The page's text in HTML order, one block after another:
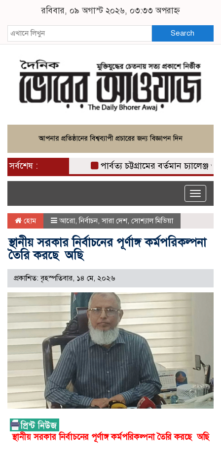
রবিবার, ০৯ অগাস্ট ২০২৬, ০৩:৩৩ অপরাহ্ন
Search
সর্বশেষ : পার্বত্য চট্টগ্রামের বর্তমান চ্যালেঞ্জ ও
Toggle
হোম আরো,নির্বাচন,সারা দেশ, সোশ্যাল মিডিয়া
স্থানীয় সরকার নির্বাচনের পূর্ণাঙ্গ কর্মপরিকল্পনা
তৈরি করছে অছি
প্রকাশিত: বৃহস্পতিবার, ১৪ মে, ২০২৬
স্থানীয় সরকার নির্বাচনের পূর্ণাঙ্গ কর্মপরিকল্পনা তৈরি করছে অছি